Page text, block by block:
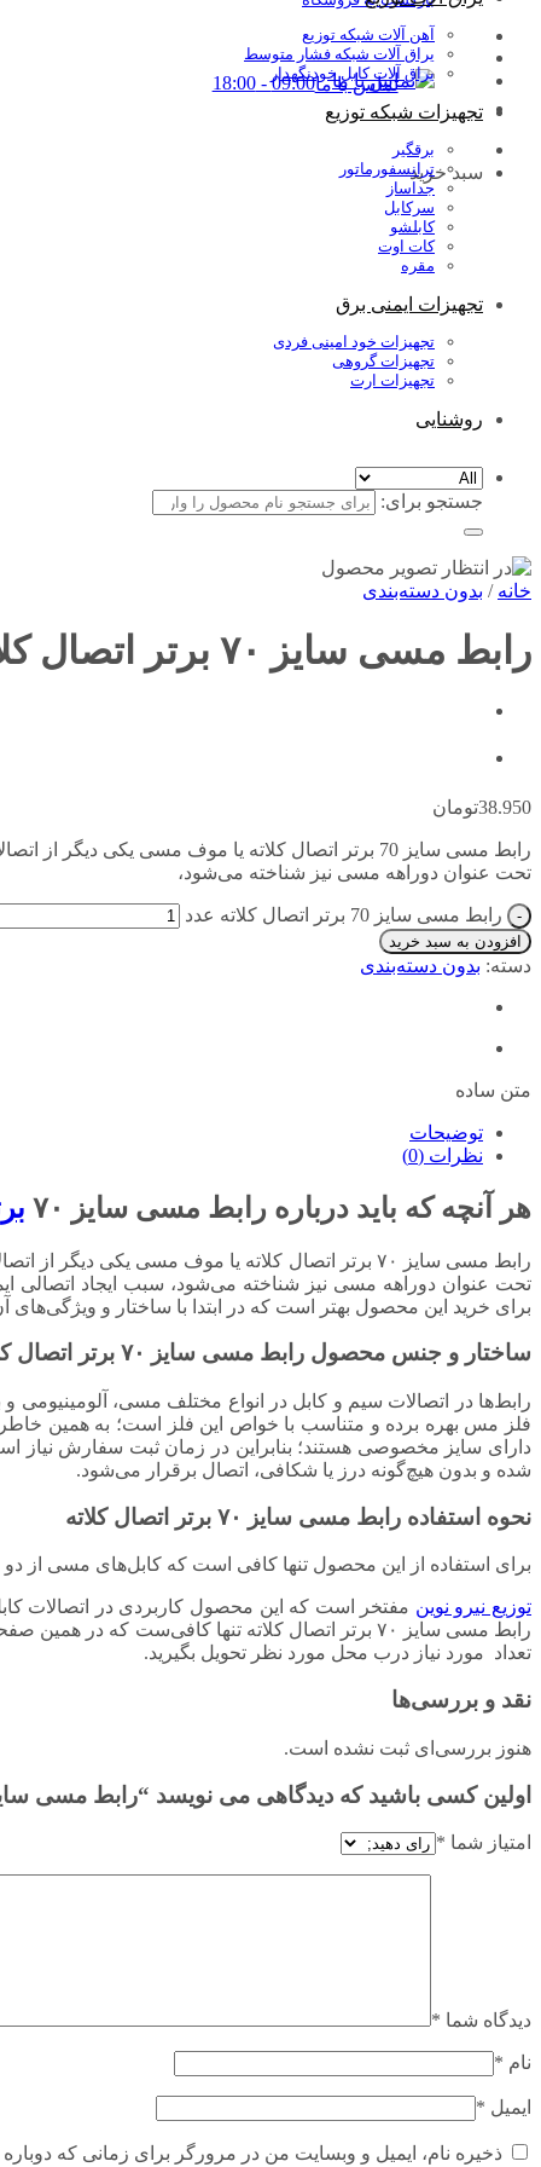
تماس با ما09:00 - 18:00
سبد خرید
آهن آلات شبکه توزیع
یراق آلات شبکه فشار متوسط
یراق آلات کابل خودنگهدار
تجهیزات شبکه توزیع
برقگیر
ترانسفورماتور
جداساز
سرکابل
کابلشو
کات اوت
مقره
تجهیزات ایمنی برق
تجهیزات خود امینی فردی
تجهیزات گروهی
تجهیزات ارت
روشنایی
جستجو برای:
خانه / بدون دسته‌بندی
رابط مسی سایز ۷۰ برتر اتصال کلاته
38.950تومان
رابط مسی سایز 70 برتر اتصال کلاته یا موف مسی
تحت عنوان دوراهه مسی نیز شناخته می‌شود،
رابط مسی سایز 70 برتر اتصال کلاته عدد
افزودن به سبد خرید
دسته: بدون دسته‌بندی
متن ساده
توضیحات
نظرات (0)
هر آنچه که باید درباره رابط مسی سایز ۷۰
رابط مسی سایز ۷۰ برتر اتصال کلاته یا موف مسی
تحت عنوان دوراهه مسی نیز شناخته می‌شود، سبب ایجاد
برای خرید این محصول بهتر است که در ابتدا با ساختار و
ساختار و جنس محصول رابط مسی سایز ۷۰ برتر اتصال
رابط‌ها در اتصالات سیم و کابل در انواع مختلف مسی،
فلز مس بهره برده و متناسب با خواص این فلز است؛ به همین
شده و بدون هیچ‌گونه درز یا شکافی، اتصال برقرار می‌شود.
نحوه استفاده رابط مسی سایز ۷۰ برتر اتصال کلاته
برای استفاده از این محصول تنها کافی است که کابل‌های مسی از
توزیع نیرو نوین مفتخر است که این محصول کاربردی در اتصالات
رابط مسی سایز ۷۰ برتر اتصال کلاته تنها
تعداد مورد نیاز درب محل مورد نظر تحویل بگیرید.
نقد و بررسی‌ها
هنوز بررسی‌ای ثبت نشده است.
اولین کسی باشید که دیدگاهی می نویسد “رابط مسی سایز ۷۰ برتر اتصال
امتیاز شما *
دیدگاه شما *
نام *
ایمیل *
ذخیره نام، ایمیل و وبسایت من در مرورگر برای زمانی که